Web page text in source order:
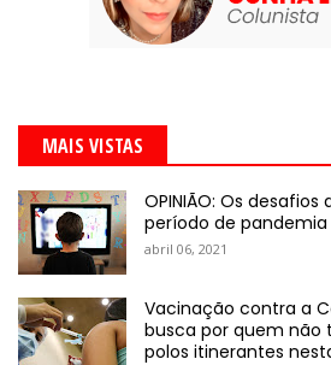
MAIS VISTAS
OPINIÃO: Os
período de pandemia
abril 06, 2021
Vacinação contra a
busca por quem não
polos itinerantes